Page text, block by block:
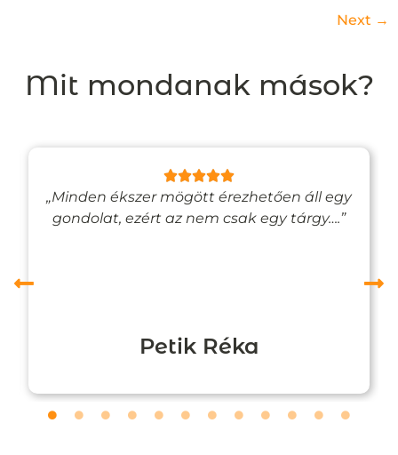
Next →
Mit mondanak mások?
„Minden ékszer mögött érezhetően áll egy
gondolat, ezért az nem csak egy tárgy….”
Petik Réka